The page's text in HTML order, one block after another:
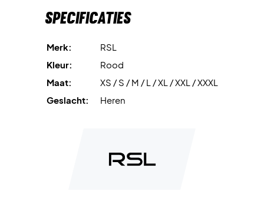
Specificaties
Merk:
RSL
Kleur:
Rood
Maat:
XS / S / M / L / XL / XXL / XXXL
Geslacht:
Heren